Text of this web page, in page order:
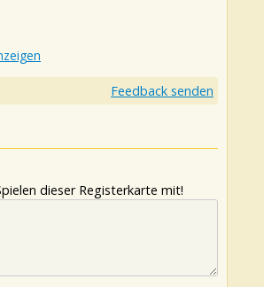
Feedback senden
dieser Registerkarte mit!